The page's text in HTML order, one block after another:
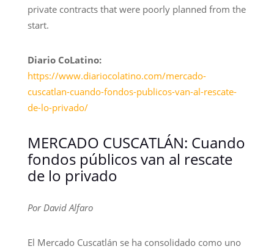
private contracts that were poorly planned from the
start.
Diario CoLatino:
https://www.diariocolatino.com/mercado-
cuscatlan-cuando-fondos-publicos-van-al-rescate-
de-lo-privado/
MERCADO CUSCATLÁN: Cuando
fondos públicos van al rescate
de lo privado
Por David Alfaro
El Mercado Cuscatlán se ha consolidado como uno